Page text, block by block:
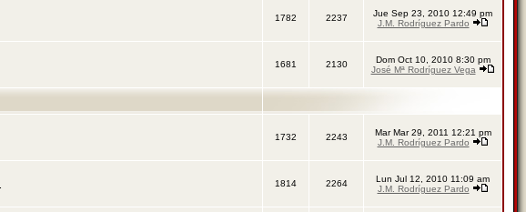
1782 2237
Jue Sep 23, 2010 12:49 pm
J.M. Rodríguez Pardo
1681 2130
Dom Oct 10, 2010 8:30 pm
José Mª Rodríguez Vega
1732 2243
Mar Mar 29, 2011 12:21 pm
J.M. Rodríguez Pardo
1814 2264
Lun Jul 12, 2010 11:09 am
J.M. Rodríguez Pardo